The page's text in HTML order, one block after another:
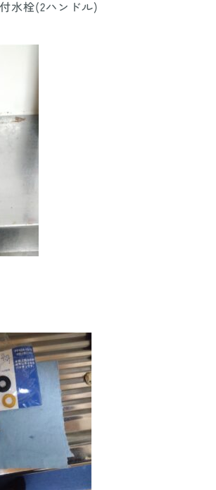
水栓(2ハンドル)